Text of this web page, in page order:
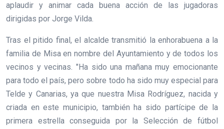
aplaudir y animar cada buena acción de las jugadoras
dirigidas por Jorge Vilda.
Tras el pitido final, el alcalde transmitió la enhorabuena a la
familia de Misa en nombre del Ayuntamiento y de todos los
vecinos y vecinas. "Ha sido una mañana muy emocionante
para todo el país, pero sobre todo ha sido muy especial para
Telde y Canarias, ya que nuestra Misa Rodríguez, nacida y
criada en este municipio, también ha sido partícipe de la
primera estrella conseguida por la Selección de fútbol